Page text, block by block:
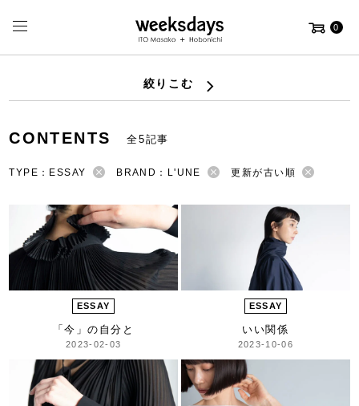
0
絞りこむ
CONTENTS 全5記事
TYPE：ESSAY BRAND：L'UNE 更新が古い順
ESSAY
「今」の自分と
2023-02-03
ESSAY
いい関係
2023-10-06